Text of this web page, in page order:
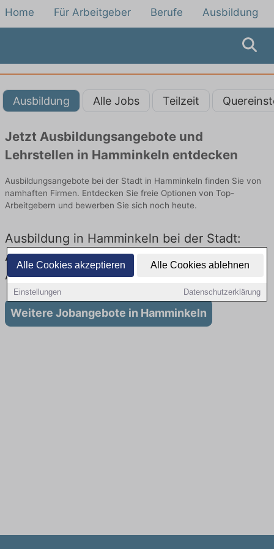
Alle Cookies akzeptieren Alle Cookies ablehnen
Einstellungen Datenschutzerklärung
Home Für Arbeitgeber Berufe Ausbildung
Ausbildung Alle Jobs Teilzeit
Jetzt Ausbildungsangebote und
Lehrstellen in Hamminkeln entdecken
Ausbildungsangebote bei der Stadt in Hamminkeln finden Sie von
namhaften Firmen. Entdecken Sie freie Optionen von Top-
Arbeitgebern und bewerben Sie sich noch heute.
Ausbildung in Hamminkeln bei der Stadt:
Aktuell gibt es keine Stellenangebote für
Ausbildung in Hamminkeln
Weitere Jobangebote in Hamminkeln